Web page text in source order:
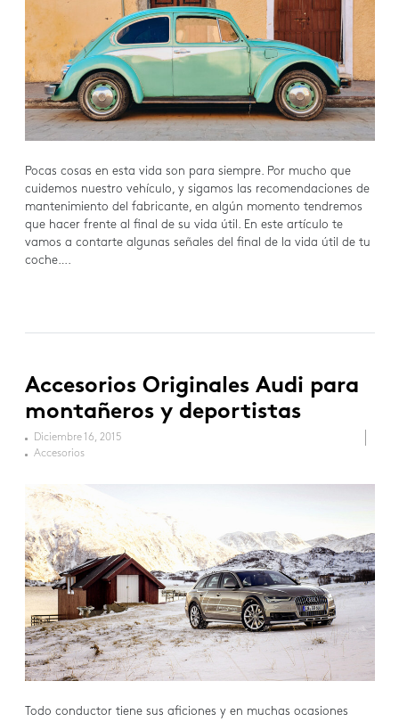
Pocas cosas en esta vida son para siempre. Por mucho que
cuidemos nuestro vehículo, y sigamos las recomendaciones de
mantenimiento del fabricante, en algún momento tendremos
que hacer frente al final de su vida útil. En este artículo te
vamos a contarte algunas señales del final de la vida útil de tu
coche….
Accesorios Originales Audi para
montañeros y deportistas
Diciembre 16, 2015
Accesorios
Todo conductor tiene sus aficiones y en muchas ocasiones